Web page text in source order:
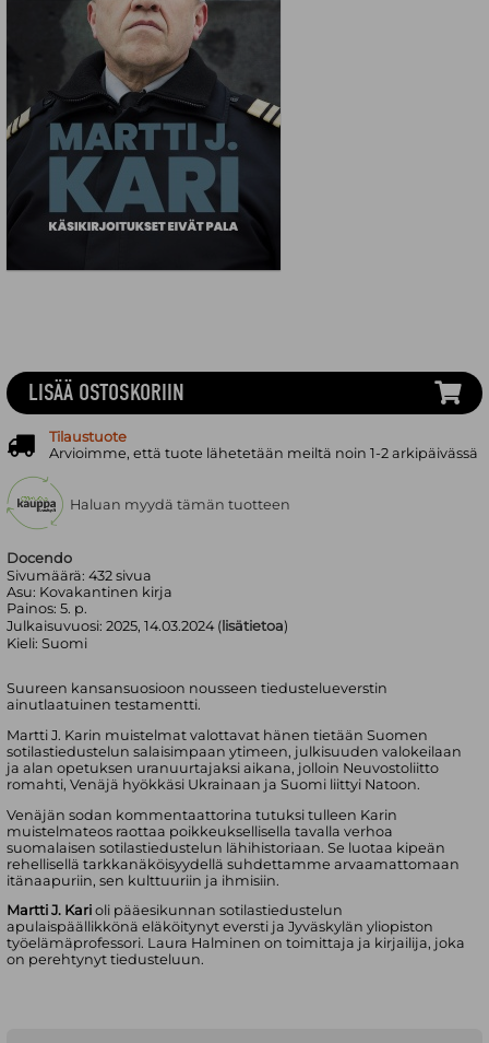
Docendo
Sivumäärä:432 sivua
Asu: Kovakantinen kirja
Painos:5. p.
Julkaisuvuosi:2025, 14.03.2024 ( lisätietoa)
Kieli:Suomi
Suureen kansansuosioon nousseen tiedustelueverstin
ainutlaatuinen testamentti.
Martti J. Karin muistelmat valottavat hänen tietään Suomen
sotilastiedustelun salaisimpaan ytimeen, julkisuuden valokeilaan
ja alan opetuksen uranuurtajaksi aikana, jolloin Neuvostoliitto
romahti, Venäjä hyökkäsi Ukrainaan ja Suomi liittyi Natoon.
Venäjän sodan kommentaattorina tutuksi tulleen Karin
muistelmateos raottaa poikkeuksellisella tavalla verhoa
suomalaisen sotilastiedustelun lähihistoriaan. Se luotaa kipeän
rehellisellä tarkkanäköisyydellä suhdettamme arvaamattomaan
itänaapuriin, sen kulttuuriin ja ihmisiin.
Martti J. Kari oli pääesikunnan sotilastiedustelun
apulaispäällikkönä eläköitynyt eversti ja Jyväskylän yliopiston
työelämäprofessori. Laura Halminen on toimittaja ja kirjailija, joka
on perehtynyt tiedusteluun.
LISÄÄ OSTOSKORIIN
Tilaustuote
Arvioimme, että tuote lähetetään meiltä noin 1-2 arkipäivässä
Haluan myydä tämän tuotteen